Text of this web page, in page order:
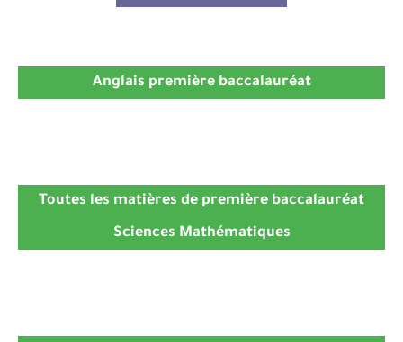
Anglais première baccalauréat
Toutes les matières de première baccalauréat
Sciences Mathématiques